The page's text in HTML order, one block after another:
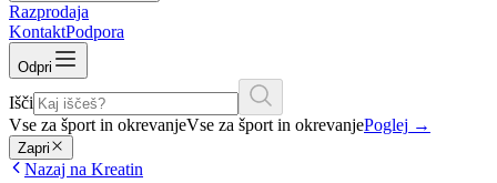
Razprodaja
KontaktPodpora
Odpri
Išči
Vse za šport in okrevanjeVse za šport in okrevanjePoglej →
Zapri
Nazaj na Kreatin